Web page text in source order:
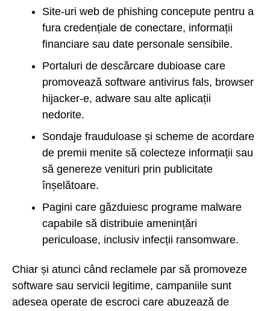
Site-uri web de phishing concepute pentru a
fura credențiale de conectare, informații
financiare sau date personale sensibile.
Portaluri de descărcare dubioase care
promovează software antivirus fals, browser
hijacker-e, adware sau alte aplicații
nedorite.
Sondaje frauduloase și scheme de acordare
de premii menite să colecteze informații sau
să genereze venituri prin publicitate
înșelătoare.
Pagini care găzduiesc programe malware
capabile să distribuie amenințări
periculoase, inclusiv infecții ransomware.
Chiar și atunci când reclamele par să promoveze
software sau servicii legitime, campaniile sunt
adesea operate de escroci care abuzează de